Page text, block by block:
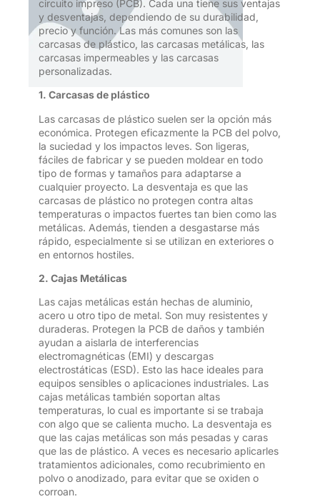
circuito impreso (PCB). Cada una tiene sus ventajas
y desventajas, dependiendo de su durabilidad,
precio y función. Las más comunes son las
carcasas de plástico, las carcasas metálicas, las
carcasas impermeables y las carcasas
personalizadas.
1. Carcasas de plástico
Las carcasas de plástico suelen ser la opción más
económica. Protegen eficazmente la PCB del polvo,
la suciedad y los impactos leves. Son ligeras,
fáciles de fabricar y se pueden moldear en todo
tipo de formas y tamaños para adaptarse a
cualquier proyecto. La desventaja es que las
carcasas de plástico no protegen contra altas
temperaturas o impactos fuertes tan bien como las
metálicas. Además, tienden a desgastarse más
rápido, especialmente si se utilizan en exteriores o
en entornos hostiles.
2. Cajas Metálicas
Las cajas metálicas están hechas de aluminio,
acero u otro tipo de metal. Son muy resistentes y
duraderas. Protegen la PCB de daños y también
ayudan a aislarla de interferencias
electromagnéticas (EMI) y descargas
electrostáticas (ESD). Esto las hace ideales para
equipos sensibles o aplicaciones industriales. Las
cajas metálicas también soportan altas
temperaturas, lo cual es importante si se trabaja
con algo que se calienta mucho. La desventaja es
que las cajas metálicas son más pesadas y caras
que las de plástico. A veces es necesario aplicarles
tratamientos adicionales, como recubrimiento en
polvo o anodizado, para evitar que se oxiden o
corroan.